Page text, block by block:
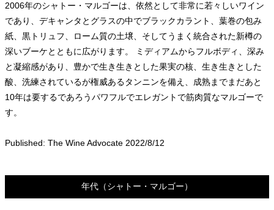
2006年のシャトー・マルゴーは、依然として非常に若々しいワイン
であり、デキャンタとグラスの中でブラックカラント、葉巻の包み
紙、黒トリュフ、ローム質の土壌、そしてうまく統合された新樽の
深いブーケとともに広がります。 ミディアムからフルボディ、深み
と凝縮感があり、豊かで生き生きとした果実の核、生き生きとした
酸、洗練されているが権威あるタンニンを備え、成熟までまだあと
10年は要するであろうパワフルでエレガントで筋肉質なマルゴーで
す。
Published: The Wine Advocate 2022/8/12
年代 （シャトー・マルゴー）